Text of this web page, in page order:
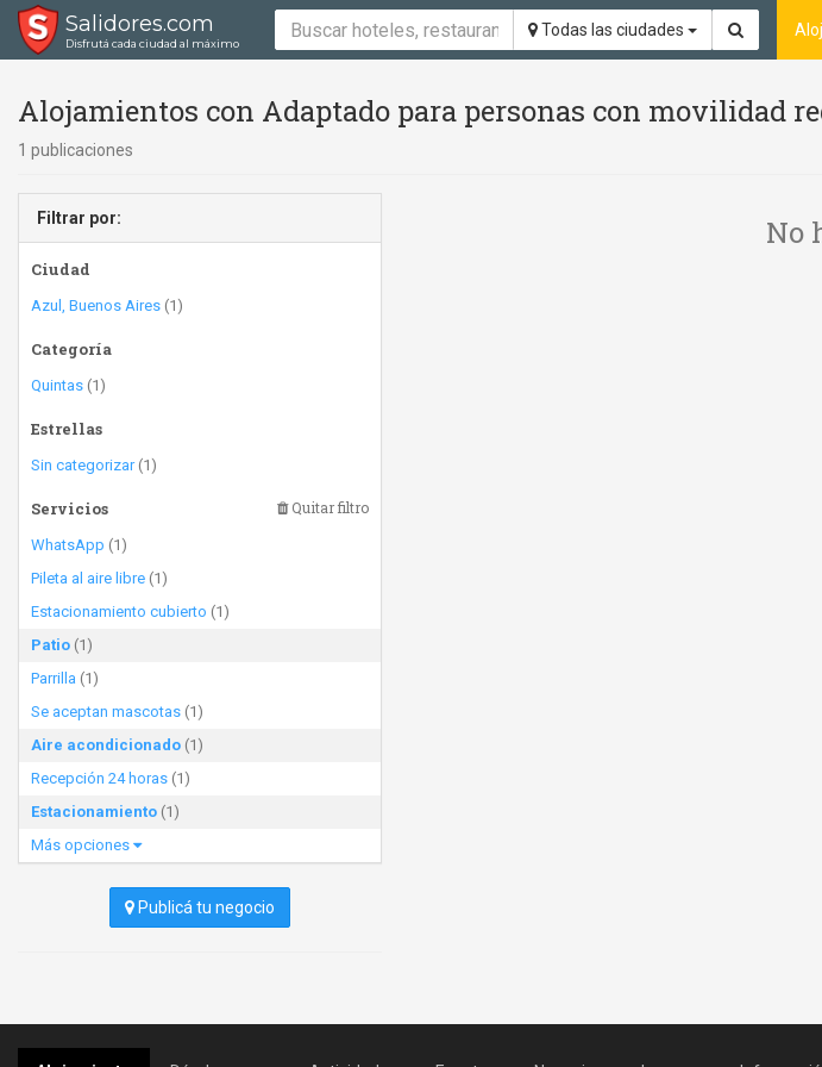
Salidores.com
Disfrutá cada ciudad al máximo
Todas las ciudades
Alojamientos con Adaptado para personas con movilidad
1 publicaciones
Filtrar por:
Ciudad
Azul, Buenos Aires (1)
Categoría
Quintas (1)
Estrellas
Sin categorizar(1)
Servicios Quitar filtro
WhatsApp (1)
Pileta al aire libre (1)
Estacionamiento cubierto (1)
Patio (1)
Parrilla (1)
Se aceptan mascotas (1)
Aire acondicionado (1)
Recepción 24 horas (1)
Estacionamiento (1)
Más opciones
Publicá tu negocio
No